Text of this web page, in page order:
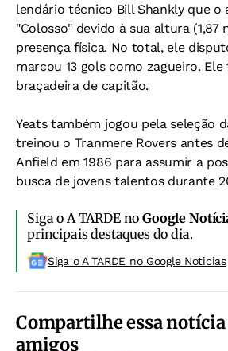
lendário técnico Bill Shankly que o
"Colosso" devido à sua altura (1,87
presença física. No total, ele
marcou 13 gols como zagueiro.
braçadeira de capitão.
Yeats também jogou pela seleção
treinou o Tranmere Rovers antes
Anfield em 1986 para assumir a
busca de jovens talentos durante
Siga o A TARDE noGoogle
principais destaques do dia.
Siga o A TARDE no Google Noticias
Compartilhe essa notícia
amigos